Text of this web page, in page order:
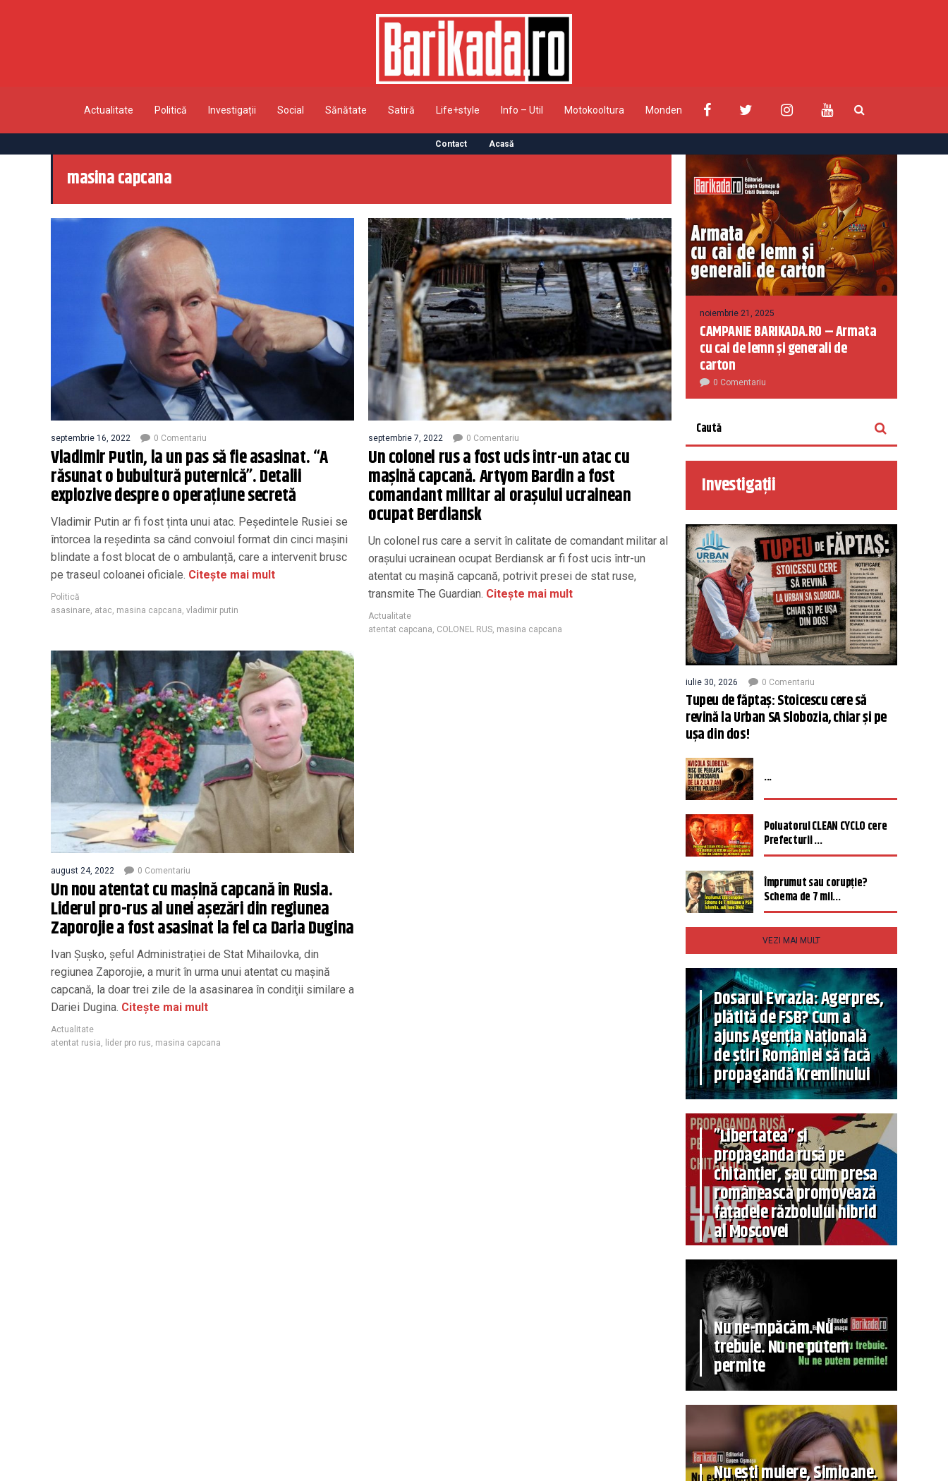
Actualitate Politică Investigații Social Sănătate Satiră Life+style Info – Util Motokooltura Monden
Contact Acasă
masina capcana
septembrie 16, 2022 0 Comentariu
Vladimir Putin, la un pas să fie asasinat. “A
răsunat o bubuitură puternică”. Detalii
explozive despre o operațiune secretă
Vladimir Putin ar fi fost ținta unui atac. Peședintele Rusiei se
întorcea la reședinta sa când convoiul format din cinci mașini
blindate a fost blocat de o ambulanță, care a intervenit brusc
pe traseul coloanei oficiale. Citește mai mult
Politică
asasinare atac masina capcana vladimir putin
septembrie 7, 2022 0 Comentariu
Un colonel rus a fost ucis într-un atac cu
mașină capcană. Artyom Bardin a fost
comandant militar al orașului ucrainean
ocupat Berdiansk
Un colonel rus care a servit în calitate de comandant militar al
orașului ucrainean ocupat Berdiansk ar fi fost ucis într-un
atentat cu mașină capcană, potrivit presei de stat ruse,
transmite The Guardian. Citește mai mult
Actualitate
atentat capcana COLONEL RUS masina capcana
august 24, 2022 0 Comentariu
Un nou atentat cu maşină capcană în Rusia.
Liderul pro-rus al unei aşezări din regiunea
Zaporojie a fost asasinat la fel ca Daria Dugina
Ivan Şuşko, șeful Administrației de Stat Mihailovka, din
regiunea Zaporojie, a murit în urma unui atentat cu maşină
capcană, la doar trei zile de la asasinarea în condiţii similare a
Dariei Dugina. Citește mai mult
Actualitate
atentat rusia
lider pro rus masina capcana
noiembrie 21, 2025
CAMPANIE BARIKADA.RO – Armata
cu cai de lemn și generali de
carton
0 Comentariu
Investigații
iulie 30, 2026 0 Comentariu
Tupeu de făptaș: Stoicescu cere să
revină la Urban SA Slobozia, chiar și pe
ușa din dos!
...
Poluatorul CLEAN CYCLO cere
Prefecturii ...
Împrumut sau corupție?
Schema de 7 mil...
VEZI MAI MULT
Dosarul Evrazia: Agerpres,
plătită de FSB? Cum a
ajuns Agenția Națională
de știri României să facă
propagandă Kremlinului
”Libertatea” și
propaganda rusă pe
chitanțier, sau cum presa
românească promovează
fațadele războiului hibrid
al Moscovei
Nu ne-mpăcăm. Nu
trebuie. Nu ne putem
permite
Nu ești muiere, Simioane.